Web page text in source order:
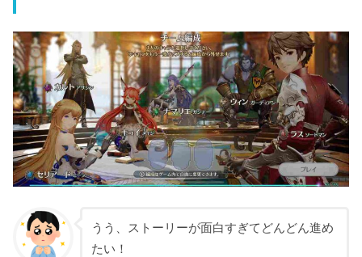
うう、ストーリーが面白すぎてどんどん進め
たい！